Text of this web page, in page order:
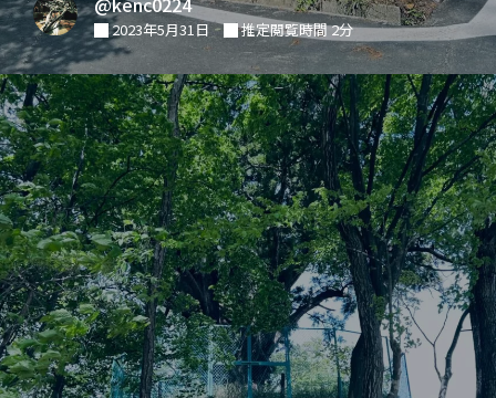
2023年5月31日 推定閲覧時間 2分